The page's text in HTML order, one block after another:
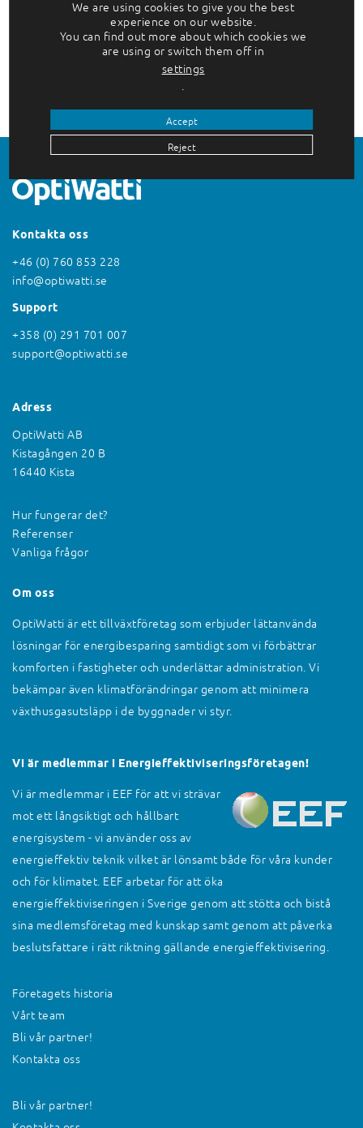
Destination Finland: trenden är
ekolyx i Norr
Lyx mitt i den storslagna naturen är vad
många turister önskar sig av en
Kontakta oss
+46 (0) 760 853 228
info@optiwatti.se
Support
+358 (0) 291 701 007
support@optiwatti.se
Adress
OptiWatti AB
Kistagången 20 B
16440 Kista
Hur fungerar det?
Referenser
Vanliga frågor
Om oss
OptiWatti är ett tillväxtföretag som erbjuder lättanvända
lösningar för energibesparing samtidigt som vi förbättrar
komforten i fastigheter och underlättar administration. Vi
bekämpar även klimatförändringar genom att minimera
växthusgasutsläpp i de byggnader vi styr.
Vi är medlemmar i Energieffektiviseringsföretagen!
Vi är medlemmar i EEF för att vi strävar
mot ett långsiktigt och hållbart
energisystem - vi använder oss av
energieffektiv teknik vilket är lönsamt både för våra kunder
och för klimatet. EEF arbetar för att öka
energieffektiviseringen i Sverige genom att stötta och bistå
sina medlemsföretag med kunskap samt genom att påverka
beslutsfattare i rätt riktning gällande energieffektivisering.
Företagets historia
Vårt team
Bli vår partner!
Kontakta oss
Bli vår partner!
We are using cookies to give you the best
experience on our website.
You can find out more about which cookies we
are using or switch them off in
settings
Accept
Reject